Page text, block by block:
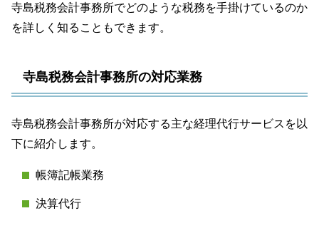
寺島税務会計事務所でどのような税務を手掛けているのか
を詳しく知ることもできます。
寺島税務会計事務所の対応業務
寺島税務会計事務所が対応する主な経理代行サービスを以
下に紹介します。
帳簿記帳業務
決算代行